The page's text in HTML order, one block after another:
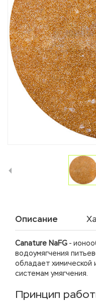
Описание
Canature NaFG -
водоумягчения
обладает химической
системам умягчения.
Принцип